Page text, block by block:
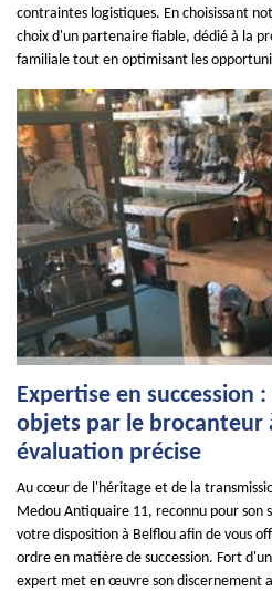
contraintes logistiques. En choisissant
choix d'un partenaire fiable, dédié à la
familiale tout en optimisant les
Expertise en succession
objets par le brocanteur
évaluation précise
Au cœur de l'héritage et de la
Medou Antiquaire 11, reconnu pour son
votre disposition à Belflou afin de vous
ordre en matière de succession. Fort
expert met en œuvre son discernement